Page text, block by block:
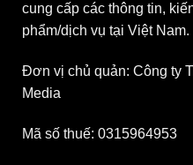
cung cấp các thông tin,
phẩm/dịch vụ tại Việt Nam.
Đơn vị chủ quản: Công ty
Media
Mã số thuế: 0315964953